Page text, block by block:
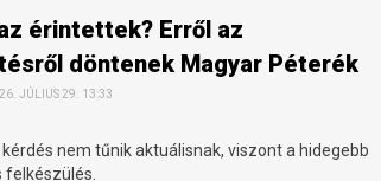
érintettek? Erről az
döntenek Magyar Péterék
JÚLIUS 29. 13:33
nem tűnik aktuálisnak, viszont a hidegebb